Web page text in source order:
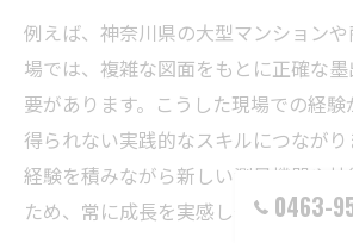
例えば、神奈川県の大型マンション
場では、複雑な図面をもとに正確な
要があります。こうした現場での経験
得られない実践的なスキルにつながり
経験を積みながら新しい測量機器や
ため、常に成長を実感しやすい環境で
0463-